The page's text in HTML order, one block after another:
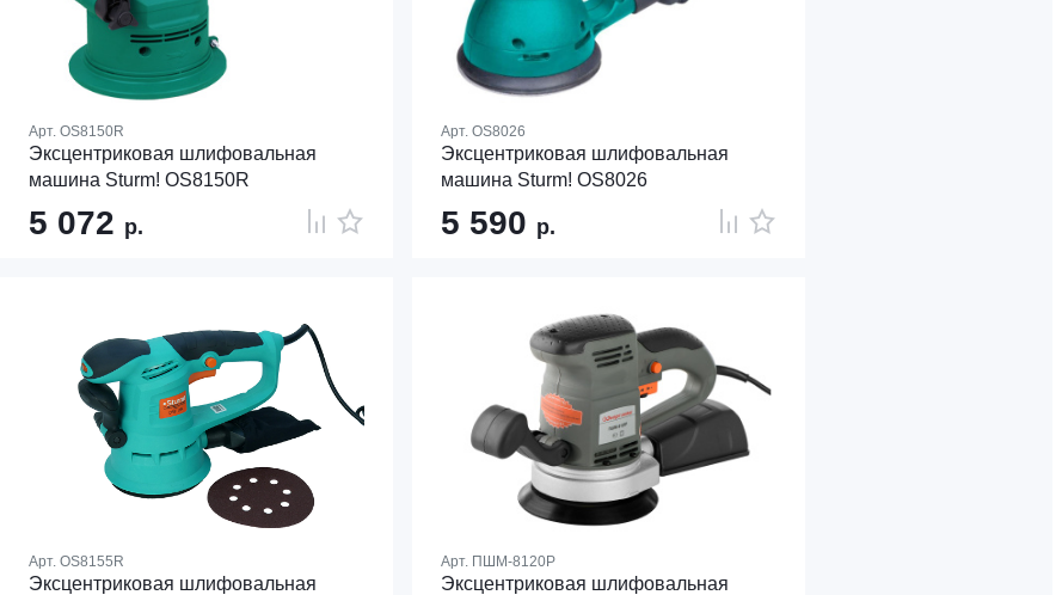
Арт. OS8150R
Эксцентриковая шлифовальная
машина Sturm! OS8150R
5 072 р.
Арт. OS8026
Эксцентриковая шлифовальная
машина Sturm! OS8026
5 590 р.
Арт. OS8155R
Эксцентриковая шлифовальная
Арт. ПШМ-8120Р
Эксцентриковая шлифовальная